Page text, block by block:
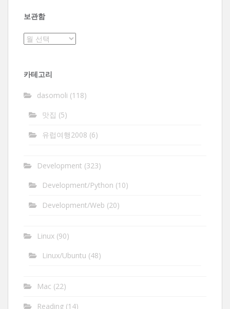
보관함
보
카테고리
dasomoli (118)
맛집 (5)
유럽여행2008 (6)
Development (323)
Development/Python (10)
Development/Web (20)
Linux (90)
Linux/Ubuntu (48)
Mac (22)
Reading (14)